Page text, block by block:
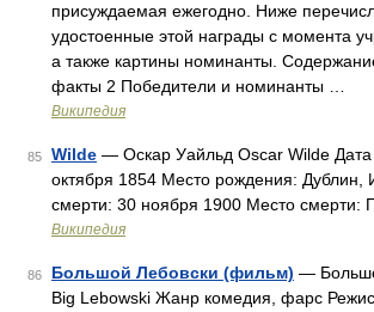
присуждаемая ежегодно. Ниже
удостоенные этой награды с момента
а также картины номинанты.
факты 2 Победители и номинанты …
Википедия
85 Wilde — Оскар Уайльд Oscar Wilde
октября 1854 Место рождения: Дублин,
смерти: 30 ноября 1900 Место смерти:
Википедия
86 Большой Лебовски (фильм) —
Big Lebowski Жанр комедия, фарс